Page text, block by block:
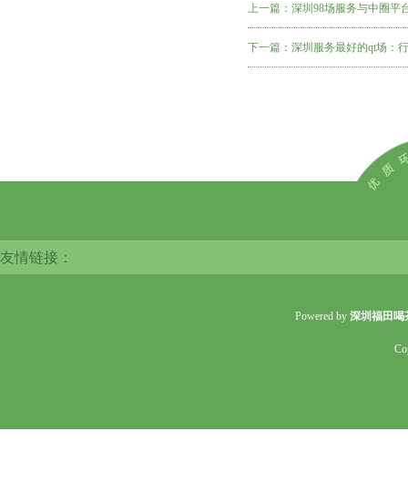
上一篇： 深圳98场服务与中圈平
下一篇： 深圳服务最好的qt场：
友情链接：
Powered by 深圳福田喝